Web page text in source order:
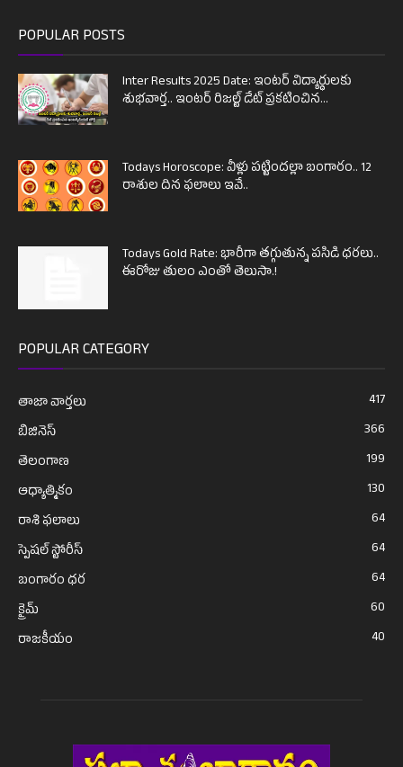
POPULAR POSTS
Inter Results 2025 Date: ఇంటర్ విద్యార్థులకు
శుభవార్త.. ఇంటర్ రిజల్ట్ డేట్ ప్రకటించిన...
Todays Horoscope: వీళ్లు పట్టిందల్లా బంగారం.. 12
రాశుల దిన ఫలాలు ఇవే..
Todays Gold Rate: భారీగా తగ్గుతున్న పసిడి ధరలు..
ఈరోజు తులం ఎంతో తెలుసా.!
POPULAR CATEGORY
తాజా వార్తలు
417
బిజినెస్
366
తెలంగాణ
199
ఆధ్యాత్మికం
130
రాశి ఫలాలు
64
స్పెషల్ స్టోరీస్
64
బంగారం ధర
64
క్రైమ్
60
రాజకీయం
40